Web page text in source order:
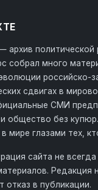
архив политической
собрал много
российско-
сдвигах в
СМИ
и общество без
в мире глазами тех,
сайта не
Редакция
отказ в публикации.